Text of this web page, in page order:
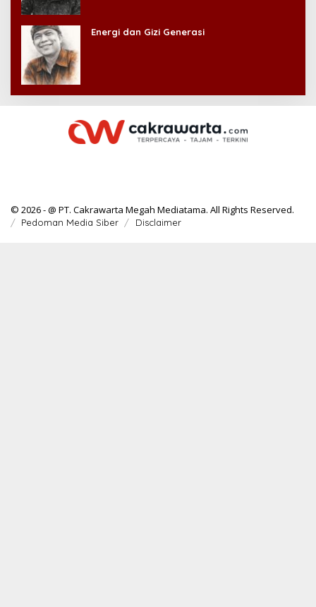
Energi dan Gizi Generasi
© 2026 - @ PT. Cakrawarta Megah Mediatama. All Rights Reserved.
Pedoman Media Siber Disclaimer